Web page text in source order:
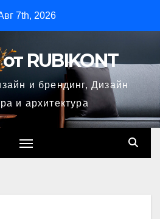
7th, 2026
RUBIKONT
и брендинг, Дизайн
и архитектура